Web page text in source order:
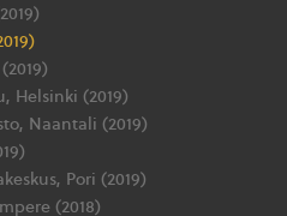
Helsinki (2019)
Naantali (2019)
Pori (2019)
(2018)